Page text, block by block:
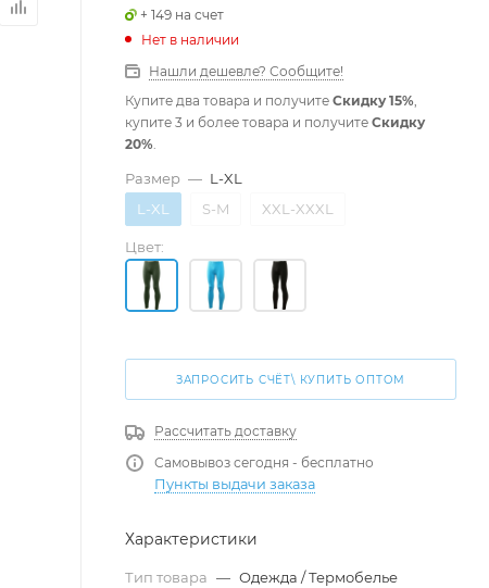
+ 149 на счет
Нет в наличии
Нашли дешевле? Сообщите!
Купите два товара и получите Скидку 15%
купите 3 и более товара и получите Скидку
20%
Размер — L-XL
L-XL
S-M XXL-XXXL
Цвет:
ЗАПРОСИТЬ СЧЁТ\ КУПИТЬ ОПТОМ
Рассчитать доставку
Самовывоз сегодня - бесплатно
Пункты выдачи заказа
Характеристики
Тип товара — Одежда / Термобелье